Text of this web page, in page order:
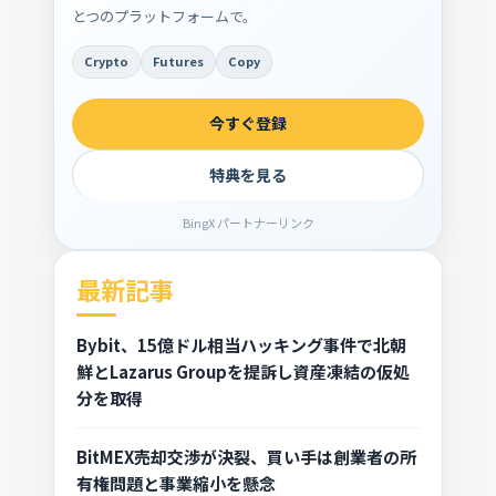
とつのプラットフォームで。
Crypto Futures Copy
今すぐ登録
特典を見る
BingX パートナーリンク
最新記事
Bybit、15億ドル相当ハッキング事件で北朝
鮮とLazarus Groupを提訴し資産凍結の仮処
分を取得
BitMEX売却交渉が決裂、買い手は創業者の所
有権問題と事業縮小を懸念